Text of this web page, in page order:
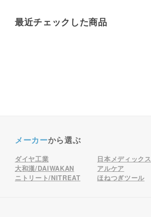
最近チェックした商品
メーカーから選ぶ
ダイヤ工業 日本メディックス
大和漢/DAIWAKAN
アルケア
ニトリート/NITREAT
ほねつぎツール